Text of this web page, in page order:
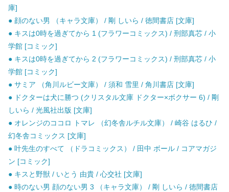
庫]
● 顔のない男 （キャラ文庫） / 剛 しいら / 徳間書店 [文庫]
● キスは0時を過ぎてから 1 (フラワーコミックス) / 刑部真芯 / 小
学館 [コミック]
● キスは0時を過ぎてから 2 (フラワーコミックス) / 刑部真芯 / 小
学館 [コミック]
● サミア （角川ルビー文庫） / 須和 雪里 / 角川書店 [文庫]
● ドクターは犬に勝つ (クリスタル文庫 ドクター×ボクサー 6) / 剛
しいら / 光風社出版 [文庫]
● オレンジのココロ トマレ （幻冬舎ルチル文庫） / 崎谷 はるひ /
幻冬舎コミックス [文庫]
● 叶先生のすべて （ドラコミックス） / 田中 ボール / コアマガジ
ン [コミック]
● キスと野獣 / いとう 由貴 / 心交社 [文庫]
● 時のない男 顔のない男 3 （キャラ文庫） / 剛 しいら / 徳間書店